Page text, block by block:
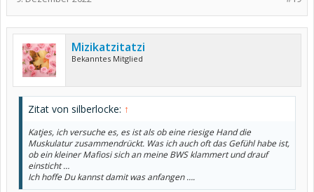
Mizikatzitatzi
Bekanntes Mitglied
Zitat von silberlocke: ↑
Katjes, ich versuche es, es ist als ob eine riesige Hand die
Muskulatur zusammendrückt. Was ich auch oft das Gefühl habe ist,
ob ein kleiner Mafiosi sich an meine BWS klammert und drauf
einsticht …
Ich hoffe Du kannst damit was anfangen ….